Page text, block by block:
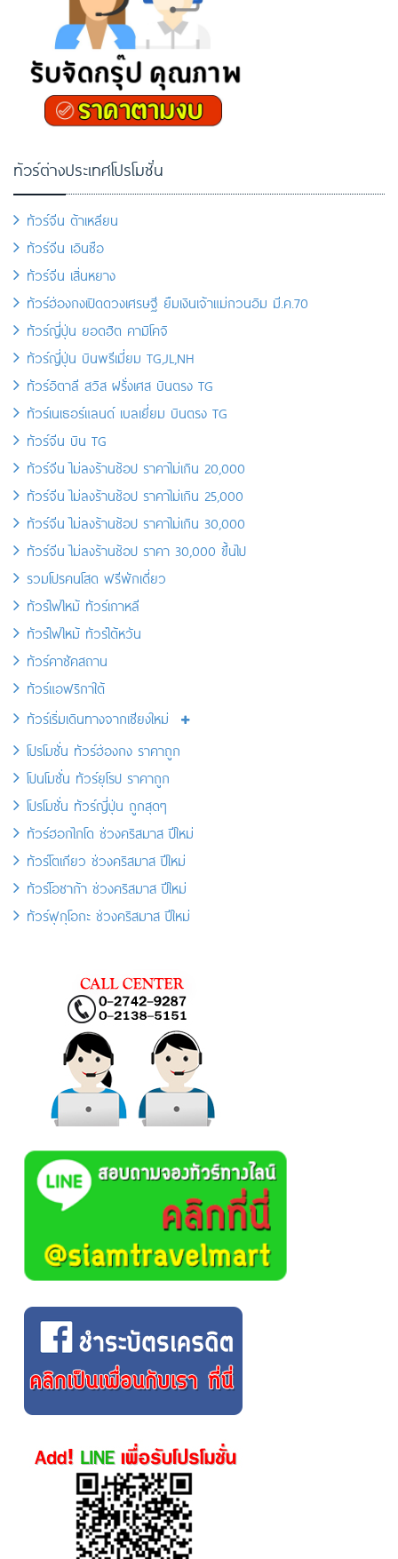
ทัวร์ต่างประเทศโปรโมชั่น
ทัวร์จีน ต้าเหลียน
ทัวร์จีน เอินซือ
ทัวร์จีน เสิ่นหยาง
ทัวร์ฮ่องกงเปิดดวงเศรษฐี ยืมเงินเจ้าแม่กวนอิม มี.ค.70
ทัวร์ญี่ปุ่น ยอดฮิต คามิโคจิ
ทัวร์ญี่ปุ่น บินพรีเมี่ยม TG,JL,NH
ทัวร์อิตาลี สวิส ฝรั่งเศส บินตรง TG
ทัวร์เนเธอร์แลนด์ เบลเยี่ยม บินตรง TG
ทัวร์จีน บิน TG
ทัวร์จีน ไม่ลงร้านช้อป ราคาไม่เกิน 20,000
ทัวร์จีน ไม่ลงร้านช้อป ราคาไม่เกิน 25,000
ทัวร์จีน ไม่ลงร้านช้อป ราคาไม่เกิน 30,000
ทัวร์จีน ไม่ลงร้านช้อป ราคา 30,000 ขึ้นไป
รวมโปรคนโสด ฟรีพักเดี่ยว
ทัวร์ไฟไหม้ ทัวร์เกาหลี
ทัวร์ไฟไหม้ ทัวร์ไต้หวัน
ทัวร์คาซัคสถาน
ทัวร์แอฟริกาใต้
ทัวร์เริ่มเดินทางจากเชียงใหม่
โปรโมชั่น ทัวร์ฮ่องกง ราคาถูก
โปนโมชั่น ทัวร์ยุโรป ราคาถูก
โปรโมชั่น ทัวร์ญี่ปุ่น ถูกสุดๆ
ทัวร์ฮอกไกโด ช่วงคริสมาส ปีใหม่
ทัวร์โตเกียว ช่วงคริสมาส ปีใหม่
ทัวร์โอซาก้า ช่วงคริสมาส ปีใหม่
ทัวร์ฟุกุโอกะ ช่วงคริสมาส ปีใหม่